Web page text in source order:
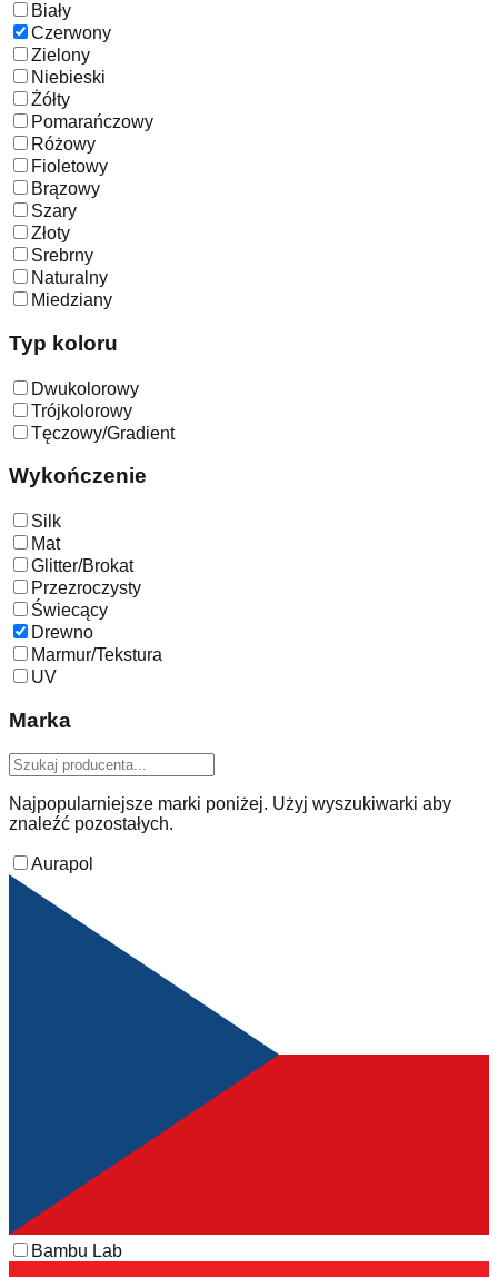
Biały
Czerwony
Zielony
Niebieski
Żółty
Pomarańczowy
Różowy
Fioletowy
Brązowy
Szary
Złoty
Srebrny
Naturalny
Miedziany
Typ koloru
Dwukolorowy
Trójkolorowy
Tęczowy/Gradient
Wykończenie
Silk
Mat
Glitter/Brokat
Przezroczysty
Świecący
Drewno
Marmur/Tekstura
UV
Marka
Najpopularniejsze marki poniżej. Użyj wyszukiwarki aby
znaleźć pozostałych.
Aurapol
Bambu Lab